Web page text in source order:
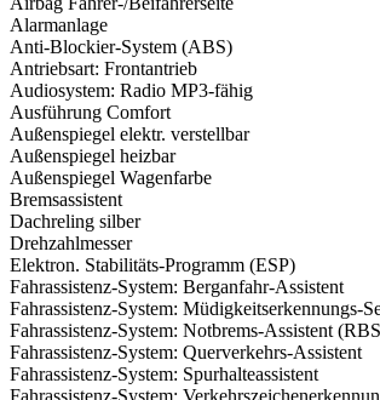
Alarmanlage
Anti-Blockier-System (ABS)
Antriebsart: Frontantrieb
Audiosystem: Radio MP3-fähig
Ausführung Comfort
Außenspiegel elektr. verstellbar
Außenspiegel heizbar
Außenspiegel Wagenfarbe
Bremsassistent
Dachreling silber
Drehzahlmesser
Elektron. Stabilitäts-Programm (ESP)
Fahrassistenz-System: Berganfahr-Assistent
Fahrassistenz-System: Müdigkeitserkennungs-
Fahrassistenz-System: Notbrems-Assistent
Fahrassistenz-System: Querverkehrs-Assistent
Fahrassistenz-System: Spurhalteassistent
Fahrassistenz-System: